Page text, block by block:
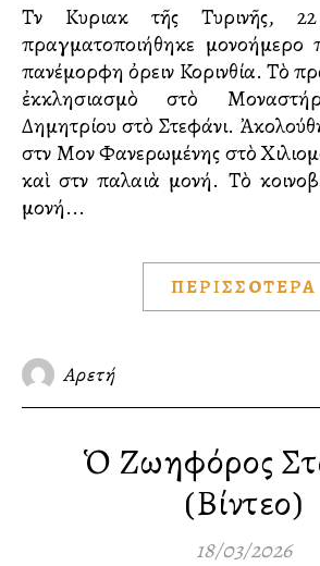
Τὴν Κυριακὴ τῆς Τυρινῆς, 22 Φεβρουαρίου,
πραγματοποιήθηκε μονοήμερο
πανέμορφη ὀρεινὴ Κορινθία. Τὸ
ἐκκλησιασμὸ στὸ
Δημητρίου στὸ Στεφάνι.
στὴν Μονὴ Φανερωμένης στὸ
καὶ στὴν παλαιὰ μονή. Τὸ
μονή...
ΠΕΡΙΣΣΟΤΕΡΑ
Αρετή
Ὁ Ζωηφόρος
(Βίντεο)
18/03/2026